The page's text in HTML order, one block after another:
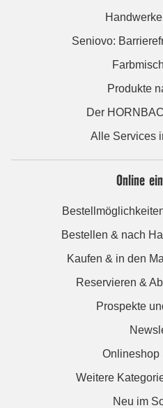
Seniovo:
Produkte
Der
Alle Services
Online
Bestellen & nach
Kaufen & in den
Reservieren &
Prospekte
Onlineshop
Weitere
Neu im